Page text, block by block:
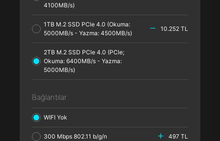
4100MB/s)
1TB M.2 SSD PCle 4.0 (Okuma:
5000MB/s - Yazma: 4500MB/s)
10.252 TL
2TB M.2 SSD PCle 4.0 (PCle;
Okuma: 6400MB/s - Yazma:
5000MB/s)
Bağlantılar
WIFI Yok
300 Mbps 802.11 b/g/n 497 TL